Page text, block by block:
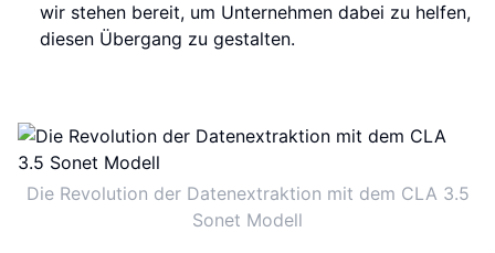
wir stehen bereit, um Unternehmen dabei zu helfen,
diesen Übergang zu gestalten.
Die Revolution der Datenextraktion mit dem CLA 3.5
Sonet Modell